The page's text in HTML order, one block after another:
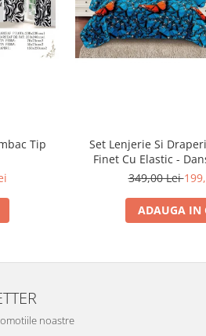
Set Lenjerie Si
Finet Cu Elastic -
349,00 Lei
ADAUGA IN
noastre